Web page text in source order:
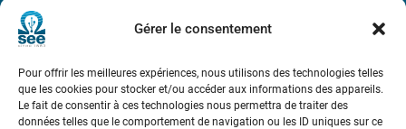
Gérer le consentement
Pour offrir les meilleures expériences, nous utilisons des technologies telles
que les cookies pour stocker et/ou accéder aux informations des appareils.
Le fait de consentir à ces technologies nous permettra de traiter des
données telles que le comportement de navigation ou les ID uniques sur ce
de l’Information et de la Communication
17 rue de l’Amiral Hamelin 75116 Paris
Métro : « Boissière » Ligne 6 et « Iéna » Ligne 9